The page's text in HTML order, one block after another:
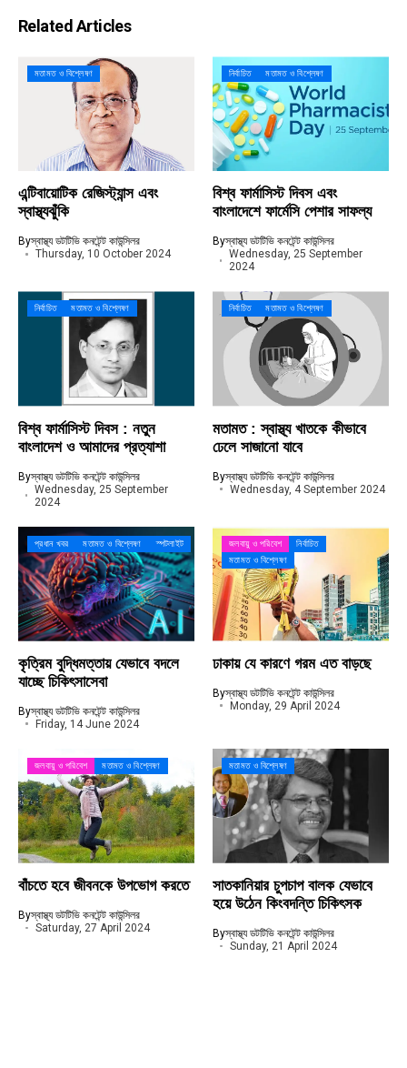
Related Articles
মতামত ও বিশ্লেষণ
এন্টিবায়োটিক রেজিস্ট্যান্স এবং
স্বাস্থ্যঝুঁকি
Byস্বাস্থ্য ডটটিভি কনটেন্ট কাউন্সিলর
Thursday, 10 October 2024
নির্বাচিত মতামত ও বিশ্লেষণ
বিশ্ব ফার্মাসিস্ট দিবস এবং
বাংলাদেশে ফার্মেসি পেশার সাফল্য
Byস্বাস্থ্য ডটটিভি কনটেন্ট কাউন্সিলর
Wednesday, 25 September
2024
নির্বাচিত মতামত ও বিশ্লেষণ
বিশ্ব ফার্মাসিস্ট দিবস : নতুন
বাংলাদেশ ও আমাদের প্রত্যাশা
Byস্বাস্থ্য ডটটিভি কনটেন্ট কাউন্সিলর
Wednesday, 25 September
2024
নির্বাচিত মতামত ও বিশ্লেষণ
মতামত : স্বাস্থ্য খাতকে কীভাবে
ঢেলে সাজানো যাবে
Byস্বাস্থ্য ডটটিভি কনটেন্ট কাউন্সিলর
Wednesday, 4 September 2024
প্রধান খবর মতামত ও বিশ্লেষণ স্পটলাইট
কৃত্রিম বুদ্ধিমত্তায় যেভাবে বদলে
যাচ্ছে চিকিৎসাসেবা
Byস্বাস্থ্য ডটটিভি কনটেন্ট কাউন্সিলর
Friday, 14 June 2024
জলবায়ু ও পরিবেশ
নির্বাচিত
মতামত ও বিশ্লেষণ
ঢাকায় যে কারণে গরম এত বাড়ছে
Byস্বাস্থ্য ডটটিভি কনটেন্ট কাউন্সিলর
Monday, 29 April 2024
জলবায়ু ও পরিবেশ মতামত ও বিশ্লেষণ
বাঁচতে হবে জীবনকে উপভোগ করতে
Byস্বাস্থ্য ডটটিভি কনটেন্ট কাউন্সিলর
Saturday, 27 April 2024
মতামত ও বিশ্লেষণ
সাতকানিয়ার চুপচাপ বালক যেভাবে
হয়ে উঠেন কিংবদন্তি চিকিৎসক
Byস্বাস্থ্য ডটটিভি কনটেন্ট কাউন্সিলর
Sunday, 21 April 2024